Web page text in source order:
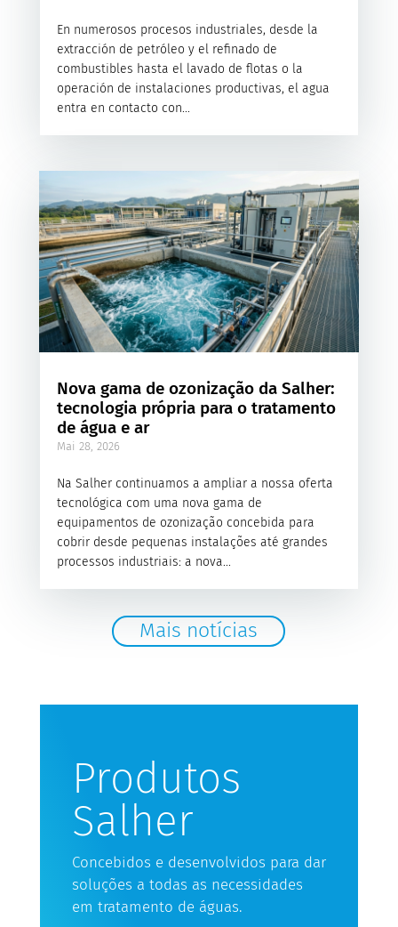
En numerosos procesos industriales, desde la
extracción de petróleo y el refinado de
combustibles hasta el lavado de flotas o la
operación de instalaciones productivas, el agua
entra en contacto con...
Nova gama de ozonização da Salher:
tecnologia própria para o tratamento
de água e ar
Mai 28, 2026
Na Salher continuamos a ampliar a nossa oferta
tecnológica com uma nova gama de
equipamentos de ozonização concebida para
cobrir desde pequenas instalações até grandes
processos industriais: a nova...
Mais notícias
Produtos
Salher
Concebidos e desenvolvidos para dar
soluções a todas as necessidades
em tratamento de águas.